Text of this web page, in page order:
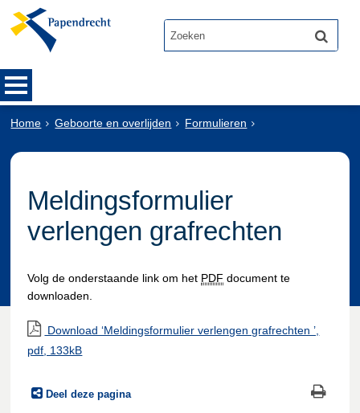
Home Geboorte en overlijden Formulieren
Meldingsformulier
verlengen grafrechten
Volg de onderstaande link om het PDF document te
downloaden.
Download ‘Meldingsformulier verlengen grafrechten ’,
pdf , 133kB
Deel deze pagina